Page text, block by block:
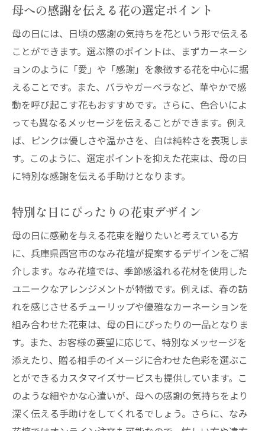
オンライン限定の特典や割引情報
お届け日時の指定方法
トラブルを避けるための注意点
母の日に相応しい新鮮な花なみ花壇のこだわり
新鮮さを保つための工夫
こだわりの仕入れ先とは
季節の花の取り扱い
品質保証の取り組み
環境に優しい取り組み
心温まる母の日プロポーズなみ花壇のアレンジ
メント
感動を呼ぶアレンジメントの作り方
プロが教える花のアレンジ術
母の日に特別なサプライズを
心に残る演出アイデア集
お客様の体験談から学ぶ感動秘話
アレンジメントが伝えるメッセージ
兵庫県西宮市のおすすめ母の日ギフトスポット
地元民が選ぶ人気スポット
イベント情報をチェック
母への感謝を伝える花の選定ポイント
母の日には、日頃の感謝の気持ちを花という形で伝える
ことができます。選ぶ際のポイントは、まずカーネーシ
ョンのように「愛」や「感謝」を象徴する花を中心に据
えることです。また、バラやガーベラなど、華やかで感
動を呼び起こす花もおすすめです。さらに、色合いによ
っても異なるメッセージを伝えることができます。例え
ば、ピンクは優しさや温かさを、白は純粋さを表現しま
す。このように、選定ポイントを抑えた花束は、母の日
に特別な感謝を伝える手助けとなります。
特別な日にぴったりの花束デザイン
母の日に感動を与える花束を贈りたいと考えている方
に、兵庫県西宮市のなみ花壇が提案するデザインをご紹
介します。なみ花壇では、季節感溢れる花材を使用した
ユニークなアレンジメントが特徴です。例えば、春の訪
れを感じさせるチューリップや優雅なカーネーションを
組み合わせた花束は、母の日にぴったりの一品となりま
す。また、お客様の要望に応じて、特別なメッセージを
添えたり、贈る相手のイメージに合わせた色彩を選ぶこ
とができるカスタマイズサービスも提供しています。こ
のような細やかな心遣いが、母への感謝の気持ちをより
深く伝える手助けをしてくれるでしょう。さらに、なみ